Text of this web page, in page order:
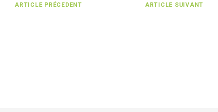
ARTICLE PRÉCEDENT ARTICLE SUIVANT